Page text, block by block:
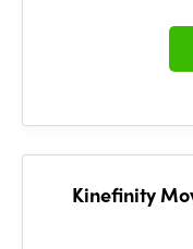
Kinefinity